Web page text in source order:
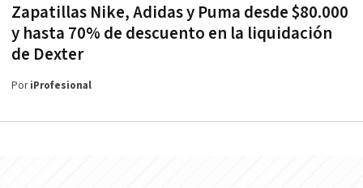
Zapatillas Nike, Adidas y Puma desde $80.000
y hasta 70% de descuento en la liquidación
de Dexter
PoriProfesional